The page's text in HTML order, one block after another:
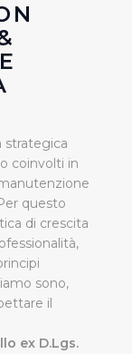
strategica
coinvolti in
questo
di crescita
sono,
il
ex D.Lgs.